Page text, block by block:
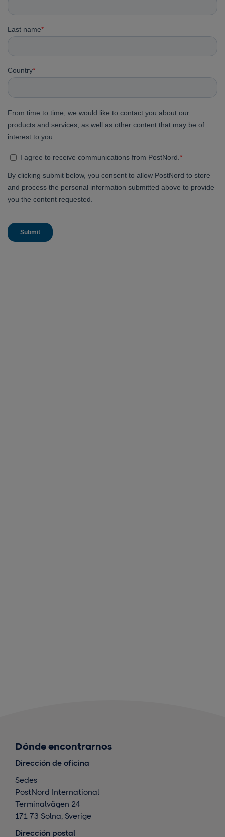
Dónde encontrarnos
Dirección de oficina
Sedes
PostNord International
Terminalvägen 24
171 73 Solna, Sverige
Dirección postal